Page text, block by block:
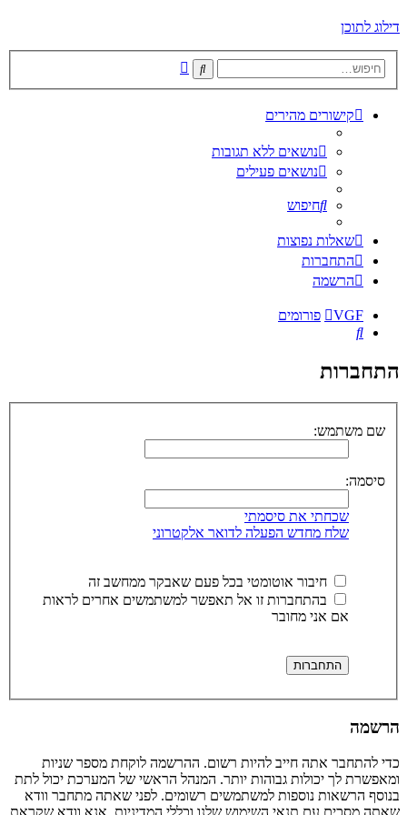
דילוג לתוכן
חיפוש
קישורים מהירים
נושאים ללא תגובות
נושאים פעילים
חיפוש
שאלות נפוצות
התחברות
הרשמה
VGF
פורומים
חיפוש
התחברות
שם משתמש:
סיסמה:
שכחתי את סיסמתי
שלח מחדש הפעלה לדואר אלקטרוני
חיבור אוטומטי בכל פעם שאבקר ממחשב זה
בהתחברות זו אל תאפשר למשתמשים אחרים לראות
אם אני מחובר
הרשמה
כדי להתחבר אתה חייב להיות רשום. ההרשמה לוקחת מספר שניות
ומאפשרת לך יכולות גבוהות יותר. המנהל הראשי של המערכת יכול לתת
בנוסף הרשאות נוספות למשתמשים רשומים. לפני שאתה מתחבר וודא
שאתה מסכים עם תנאי השימוש שלנו וכללי המדיניות. אנא וודא שקראת